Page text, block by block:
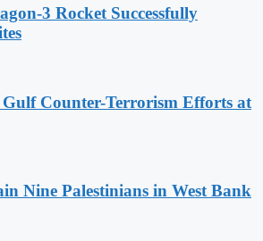
3 Rocket Successfully
Counter-Terrorism Efforts at
Nine Palestinians in West Bank